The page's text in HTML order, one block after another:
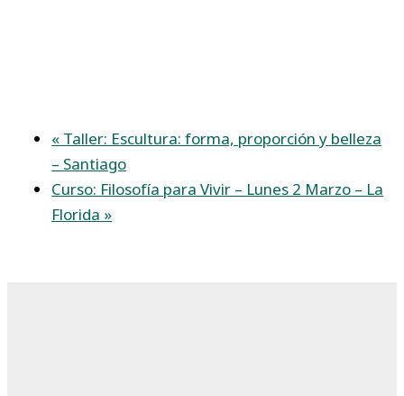
« Taller: Escultura: forma, proporción y belleza
– Santiago
Curso: Filosofía para Vivir – Lunes 2 Marzo – La
Florida »